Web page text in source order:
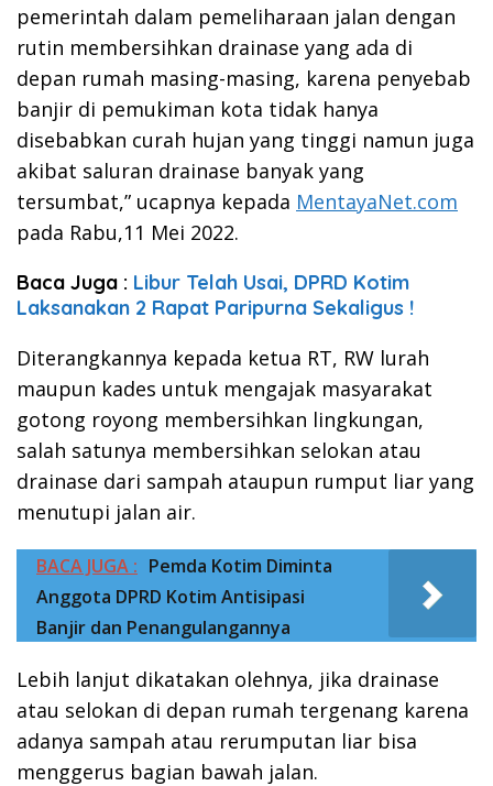
pemerintah dalam pemeliharaan jalan dengan
rutin membersihkan drainase yang ada di
depan rumah masing-masing, karena penyebab
banjir di pemukiman kota tidak hanya
disebabkan curah hujan yang tinggi namun juga
akibat saluran drainase banyak yang
tersumbat,” ucapnya kepada MentayaNet.com
pada Rabu,11 Mei 2022.
Baca Juga : Libur Telah Usai, DPRD Kotim
Laksanakan 2 Rapat Paripurna Sekaligus !
Diterangkannya kepada ketua RT, RW lurah
maupun kades untuk mengajak masyarakat
gotong royong membersihkan lingkungan,
salah satunya membersihkan selokan atau
drainase dari sampah ataupun rumput liar yang
menutupi jalan air.
BACA JUGA : Pemda Kotim Diminta
Anggota DPRD Kotim Antisipasi
Banjir dan Penangulangannya
Lebih lanjut dikatakan olehnya, jika drainase
atau selokan di depan rumah tergenang karena
adanya sampah atau rerumputan liar bisa
menggerus bagian bawah jalan.